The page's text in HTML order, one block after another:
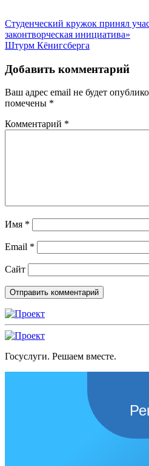
Навигация
по
Студенческий кружок принял
законтворческая инициатива»
Штурм Кёнигсберга
Добавить комментарий
Ваш адрес email не будет
помечены *
Комментарий *
Имя *
Email *
Сайт
Госуслуги. Решаем вместе.